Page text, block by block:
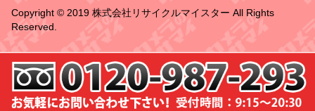
Copyright © 2019 株式会社リサイクルマイスター All Rights
Reserved.